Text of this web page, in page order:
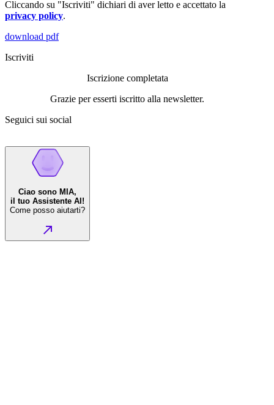
Cliccando su "Iscriviti" dichiari di aver letto e accettato la
privacy policy.
download pdf
Iscriviti
Iscrizione completata
Grazie per esserti iscritto alla newsletter.
Seguici sui social
Ciao sono MIA,
il tuo Assistente AI!
Come posso aiutarti?